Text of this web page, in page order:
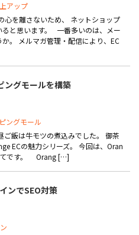
アップ
を離さないため、 ネットショップ
と思います。 一番多いのは、メー
。 メルマガ管理・配信により、EC
ングモールを構築
ングモール
ご飯は牛モツの煮込みでした。 御茶
ECの魅力シリーズ。 今回は、Oran
てです。 Orang […]
ンでSEO対策